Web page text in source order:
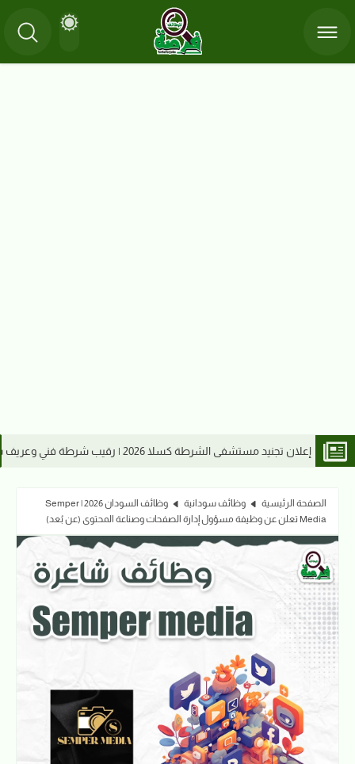
وجندي شرطة وظائف كسلا 2026 |
الصفحة الرئيسية وظائف سودانية
وظائف السودان 2026 | Semper
Media تعلن عن وظيفة مسؤول إدارة الصفحات وصناعة المحتوى (عن بُعد)